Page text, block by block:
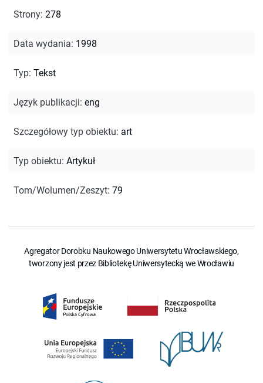
Strony: 278
Data wydania: 1998
Typ: Tekst
Język publikacji: eng
Szczegółowy typ obiektu: art
Typ obiektu: Artykuł
Tom/Wolumen/Zeszyt: 79
Agregator Dorobku Naukowego Uniwersytetu Wrocławskiego,
tworzony jest przez Bibliotekę Uniwersytecką we Wrocławiu